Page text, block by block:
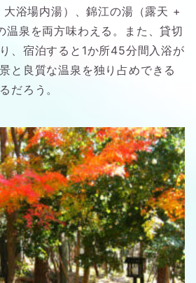
浴場内湯）、錦江の湯（露天 +
温泉を両方味わえる。また、貸切
、宿泊すると1か所45分間入浴が
と良質な温泉を独り占めできる
だろう。